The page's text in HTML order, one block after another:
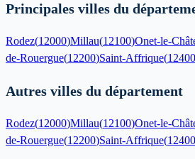
Principales villes du
Rodez(12000)Millau(12100)Onet-le-
de-Rouergue(12200)Saint-Affrique(12400
Autres villes du département
Rodez(12000)Millau(12100)Onet-le-
de-Rouergue(12200)Saint-Affrique(12400